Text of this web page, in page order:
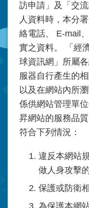
訪申請」及「交
人資料時，本分署
絡電話、 E-mail
實之資料。 「經
球資訊網」所屬
服器自行產生的
以及在網站內所
係供網站管理單
昇網站的服務品
符合下列情況：
違反本網站
做人身攻擊
保護或防衛
為保護本網